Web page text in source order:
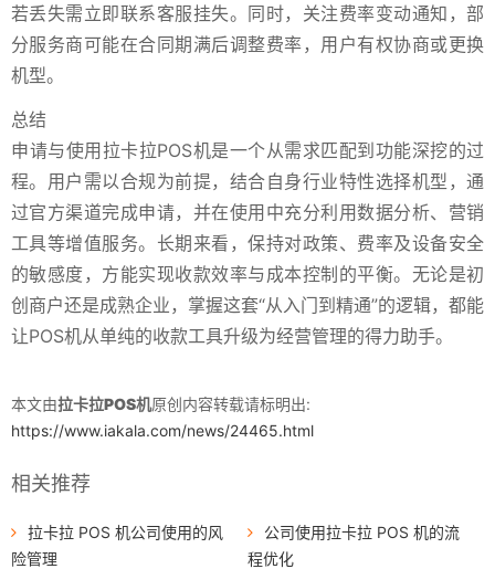
若丢失需立即联系客服挂失。同时，关注费率变动通知，部
分服务商可能在合同期满后调整费率，用户有权协商或更换
机型。
总结
申请与使用拉卡拉POS机是一个从需求匹配到功能深挖的过
程。用户需以合规为前提，结合自身行业特性选择机型，通
过官方渠道完成申请，并在使用中充分利用数据分析、营销
工具等增值服务。长期来看，保持对政策、费率及设备安全
的敏感度，方能实现收款效率与成本控制的平衡。无论是初
创商户还是成熟企业，掌握这套“从入门到精通”的逻辑，都能
让POS机从单纯的收款工具升级为经营管理的得力助手。
本文由拉卡拉POS机原创内容转载请标明出:
https://www.iakala.com/news/24465.html
相关推荐
拉卡拉 POS 机公司使用的风
险管理
公司使用拉卡拉 POS 机的流
程优化